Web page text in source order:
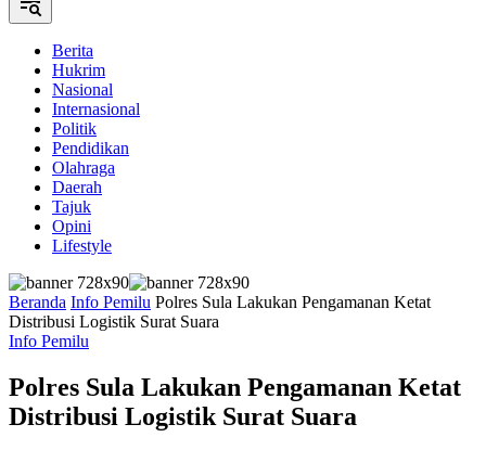
Berita
Hukrim
Nasional
Internasional
Politik
Pendidikan
Olahraga
Daerah
Tajuk
Opini
Lifestyle
Beranda Info Pemilu Polres Sula Lakukan Pengamanan Ketat
Distribusi Logistik Surat Suara
Info Pemilu
Polres Sula Lakukan Pengamanan Ketat
Distribusi Logistik Surat Suara